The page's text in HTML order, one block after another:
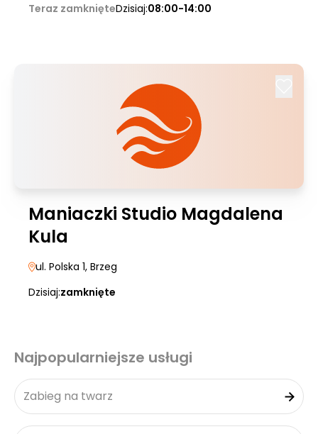
Teraz zamknięteDzisiaj:08:00-14:00
Maniaczki Studio Magdalena
Kula
ul. Polska 1, Brzeg
Dzisiaj:zamknięte
Najpopularniejsze usługi
Zabieg na twarz